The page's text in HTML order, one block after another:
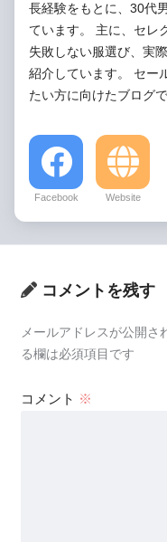
長経験をもとに、30代
ています。 主に、セレ
失敗しない服選び、実
紹介しています。 セー
たい方に向けたブログで
Facebook Website
コメントを残す
メールアドレスが公開さ
る欄は必須項目です
コメント ※